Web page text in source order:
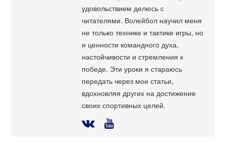
удовольствием делюсь с
читателями. Волейбол научил меня
не только технике и тактике игры, но
и ценности командного духа,
настойчивости и стремления к
победе. Эти уроки я стараюсь
передать через мои статьи,
вдохновляя других на достижение
своих спортивных целей.